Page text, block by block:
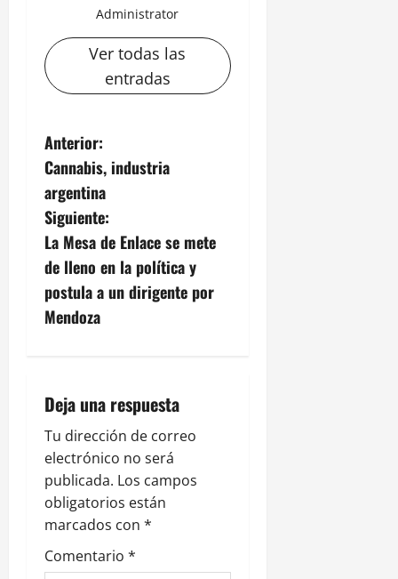
Administrator
Ver todas las
entradas
N
a
v
e
g
a
i
ó
n
d
e
Anterior:
Cannabis, industria
argentina
Siguiente:
La Mesa de Enlace se mete
de lleno en la política y
postula a un dirigente por
Mendoza
Deja una respuesta
Tu dirección de correo
electrónico no será
publicada. Los campos
obligatorios están
marcados con *
Comentario *